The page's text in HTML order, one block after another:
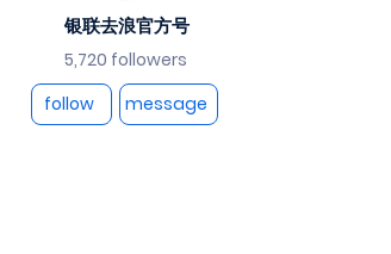
银联去浪官方号
5,720 followers
follow
message